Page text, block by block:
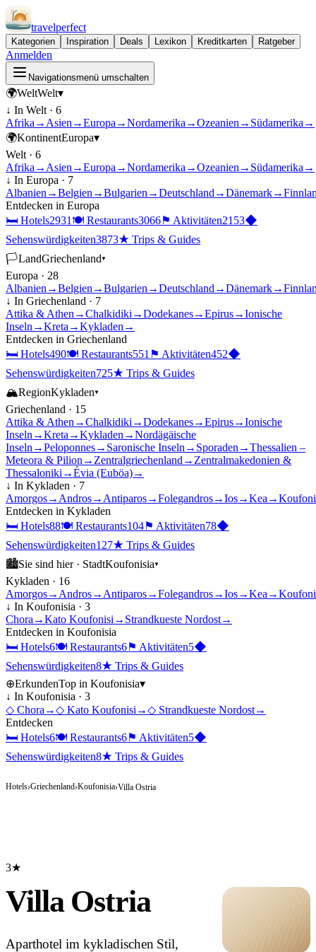
travelperfect
Kategorien Inspiration Deals Lexikon Kreditkarten Ratgeber
Anmelden
Navigationsmenü umschalten
🌍WeltWelt▾
↓ In Welt · 6
Afrika → Asien →Europa →Nordamerika →Ozeanien → Südamerika →
🌍KontinentEuropa▾
Welt · 6
Afrika → Asien →Europa →Nordamerika →Ozeanien → Südamerika →
↓ In Europa · 7
Albanien →Belgien →Bulgarien →Deutschland →Dänemark→
Entdecken in Europa
🛏 Hotels2931 🍽 Restaurants3066⚑ Aktivitäten2153◆
Sehenswürdigkeiten3873★ Trips & Guides
🏳LandGriechenland▾
Europa · 28
Albanien →Belgien →Bulgarien →Deutschland →Dänemark→
↓ In Griechenland · 7
Attika & Athen →Chalkidiki →Dodekanes→Epirus→Ionische
Inseln →Kreta →Kykladen →
Entdecken in Griechenland
🛏 Hotels490🍽 Restaurants551 ⚑ Aktivitäten452◆
Sehenswürdigkeiten725★ Trips & Guides
🏔RegionKykladen▾
Griechenland · 15
Attika & Athen →Chalkidiki →Dodekanes→Epirus→Ionische
Inseln →Kreta →Kykladen →Nordägäische
Inseln →Peloponnes→ Saronische Inseln → Sporaden →Thessalien –
Meteora & Pilion → Zentralgriechenland → Zentralmakedonien &
Thessaloniki →Évia (Euböa)→
↓ In Kykladen · 7
Amorgos→ Andros→ Antiparos→Folegandros→Ios→Kea →
Entdecken in Kykladen
🛏 Hotels88🍽 Restaurants104⚑ Aktivitäten78◆
Sehenswürdigkeiten127★ Trips & Guides
🏙Sie sind hier · StadtKoufonisia▾
Kykladen · 16
Amorgos→ Andros→ Antiparos→Folegandros→Ios→Kea →
↓ In Koufonisia · 3
Chora →Kato Koufonisi → Strandkueste Nordost→
Entdecken in Koufonisia
🛏 Hotels6🍽 Restaurants6⚑ Aktivitäten5◆
Sehenswürdigkeiten8★ Trips & Guides
⊕ErkundenTop in Koufonisia▾
↓ In Koufonisia · 3
◇ Chora →◇ Kato Koufonisi →◇ Strandkueste Nordost→
Entdecken
🛏 Hotels6🍽 Restaurants6⚑ Aktivitäten5◆
Sehenswürdigkeiten8★ Trips & Guides
Hotels›Griechenland›Koufonisia›Villa Ostria
3★
Villa Ostria
Aparthotel im kykladischen Stil,